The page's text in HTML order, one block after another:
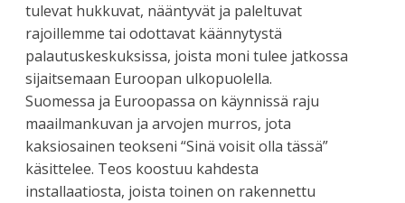
tulevat hukkuvat, nääntyvät ja paleltuvat
rajoillemme tai odottavat käännytystä
palautuskeskuksissa, joista moni tulee jatkossa
sijaitsemaan Euroopan ulkopuolella.
Suomessa ja Euroopassa on käynnissä raju
maailmankuvan ja arvojen murros, jota
kaksiosainen teokseni “Sinä voisit olla tässä”
käsittelee. Teos koostuu kahdesta
installaatiosta, joista toinen on rakennettu